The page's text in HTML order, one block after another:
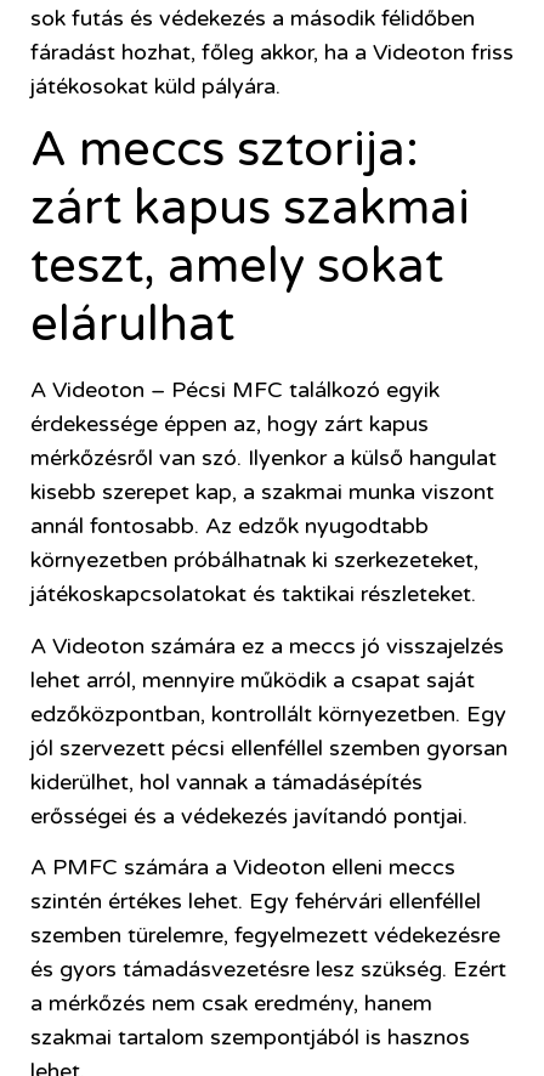
sok futás és védekezés a második félidőben
fáradást hozhat, főleg akkor, ha a Videoton friss
játékosokat küld pályára.
A meccs sztorija:
zárt kapus szakmai
teszt, amely sokat
elárulhat
A Videoton – Pécsi MFC találkozó egyik
érdekessége éppen az, hogy zárt kapus
mérkőzésről van szó. Ilyenkor a külső hangulat
kisebb szerepet kap, a szakmai munka viszont
annál fontosabb. Az edzők nyugodtabb
környezetben próbálhatnak ki szerkezeteket,
játékoskapcsolatokat és taktikai részleteket.
A Videoton számára ez a meccs jó visszajelzés
lehet arról, mennyire működik a csapat saját
edzőközpontban, kontrollált környezetben. Egy
jól szervezett pécsi ellenféllel szemben gyorsan
kiderülhet, hol vannak a támadásépítés
erősségei és a védekezés javítandó pontjai.
A PMFC számára a Videoton elleni meccs
szintén értékes lehet. Egy fehérvári ellenféllel
szemben türelemre, fegyelmezett védekezésre
és gyors támadásvezetésre lesz szükség. Ezért
a mérkőzés nem csak eredmény, hanem
szakmai tartalom szempontjából is hasznos